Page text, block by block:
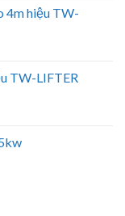
4m hiệu TW-
TW-LIFTER